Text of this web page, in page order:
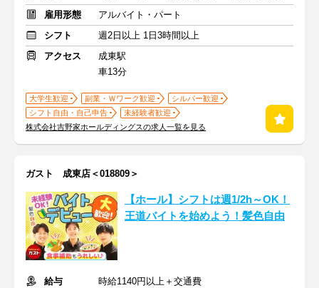
雇用形態
アルバイト・パート
シフト
週2日以上 1日3時間以上
アクセス
成東駅
車13分
大学生歓迎 副業・Ｗワーク歓迎
シルバー歓迎
シフト自由・自己申告
未経験者歓迎
株式会社吉野家ホールディングスの求人一覧を見る
ガスト 成東店＜018809＞
【ホール】シフトは週1/2h～OK！
王道バイトを始めよう！髪色自由
給与
時給1140円以上＋交通費